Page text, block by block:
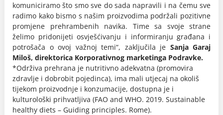
komuniciramo što smo sve do sada napravili i na čemu sve
radimo kako bismo s našim proizvodima podržali pozitivne
promjene prehrambenih navika. Time sa svoje strane
želimo pridonijeti osvješćivanju i informiranju građana i
potrošača o ovoj važnoj temi“, zaključila je Sanja Garaj
Miloš, direktorica Korporativnog marketinga Podravke.
*Održiva prehrana je nutritivno adekvatna (promovira
zdravlje i dobrobit pojedinca), ima mali utjecaj na okoliš
tijekom proizvodnje i konzumacije, dostupna je i
kulturološki prihvatljiva (FAO and WHO. 2019. Sustainable
healthy diets – Guiding principles. Rome).